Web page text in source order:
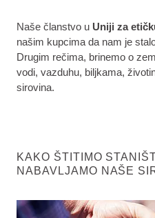
Naše članstvo u Uniji za
našim kupcima da nam je
Drugim rečima, brinemo o
vodi, vazduhu, biljkama,
sirovina.
KAKO ŠTITIMO
NABAVLJAMO NAŠE